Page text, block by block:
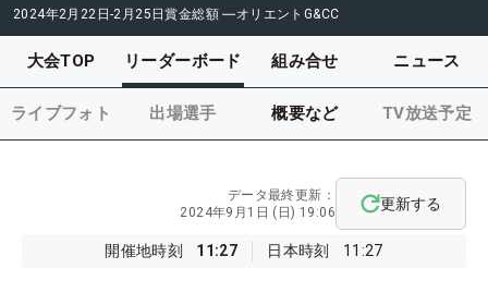
2024年2月22日-2月25日賞金総額 ―オリエントG&CC
大会TOP リーダーボード 組み合せ ニュース
ライブフォト 出場選手 概要など TV放送予定
開催地時刻 11:27 日本時刻 11:27
データ最終更新：
2024年9月1日 (日) 19:06
更新する